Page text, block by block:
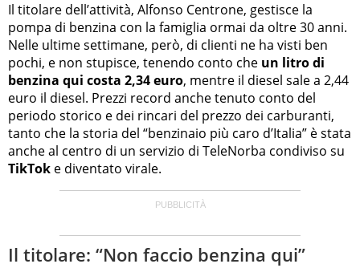
Il titolare dell’attività, Alfonso Centrone, gestisce la
pompa di benzina con la famiglia ormai da oltre 30 anni.
Nelle ultime settimane, però, di clienti ne ha visti ben
pochi, e non stupisce, tenendo conto che un litro di
benzina qui costa 2,34 euro, mentre il diesel sale a 2,44
euro il diesel. Prezzi record anche tenuto conto del
periodo storico e dei rincari del prezzo dei carburanti,
tanto che la storia del “benzinaio più caro d’Italia” è stata
anche al centro di un servizio di TeleNorba condiviso su
TikTok e diventato virale.
Il titolare: “Non faccio benzina qui”